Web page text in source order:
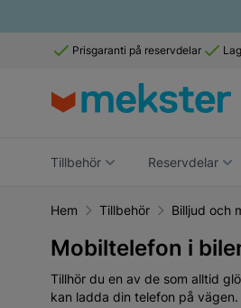
Prisgaranti på reservdelar
Tillbehör Reservdelar
Hem Tillbehör Billjud och
Mobiltelefon i
Tillhör du en av de som alltid
kan ladda din telefon på